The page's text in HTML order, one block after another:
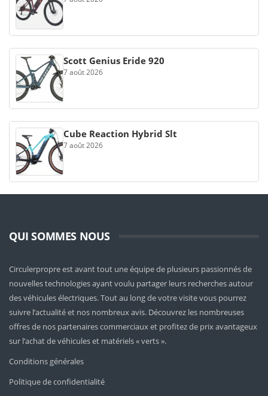
Scott Genius Eride 920
7 août 2026
Cube Reaction Hybrid Slt
7 août 2026
QUI SOMMES NOUS
Circulerpropre est avant tout une équipe de plusieurs passionnés de
nouvelles technologies ayant voulu partager leurs recherches autour
des véhicules électriques. Tout au long de votre visite vous pourrez
suivre l’actualité et nos nombreux avis. Découvrez les nombreuses
offres de nos partenaires commerciaux et profitez de prix avantageux
sur l’achat de véhicules et matériels « verts ».
Conditions générales
Politique de confidentialité